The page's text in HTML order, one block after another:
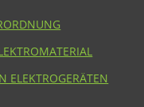
ELEKTROGERÄTEN